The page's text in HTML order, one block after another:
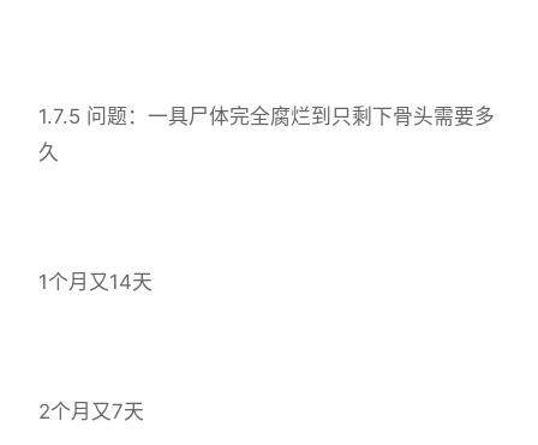
1.7.5 问题：一具尸体完全腐烂到只剩下骨头需要多
久
1个月又14天
2个月又7天